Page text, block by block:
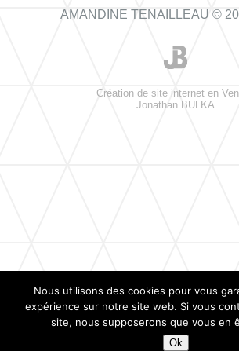
AMANDINE TENAILLEAU ©
Création de site internet en
Jonathan BULKA
Nous utilisons des cookies pour vous
expérience sur notre site web. Si vous
site, nous supposerons que vous en
Ok